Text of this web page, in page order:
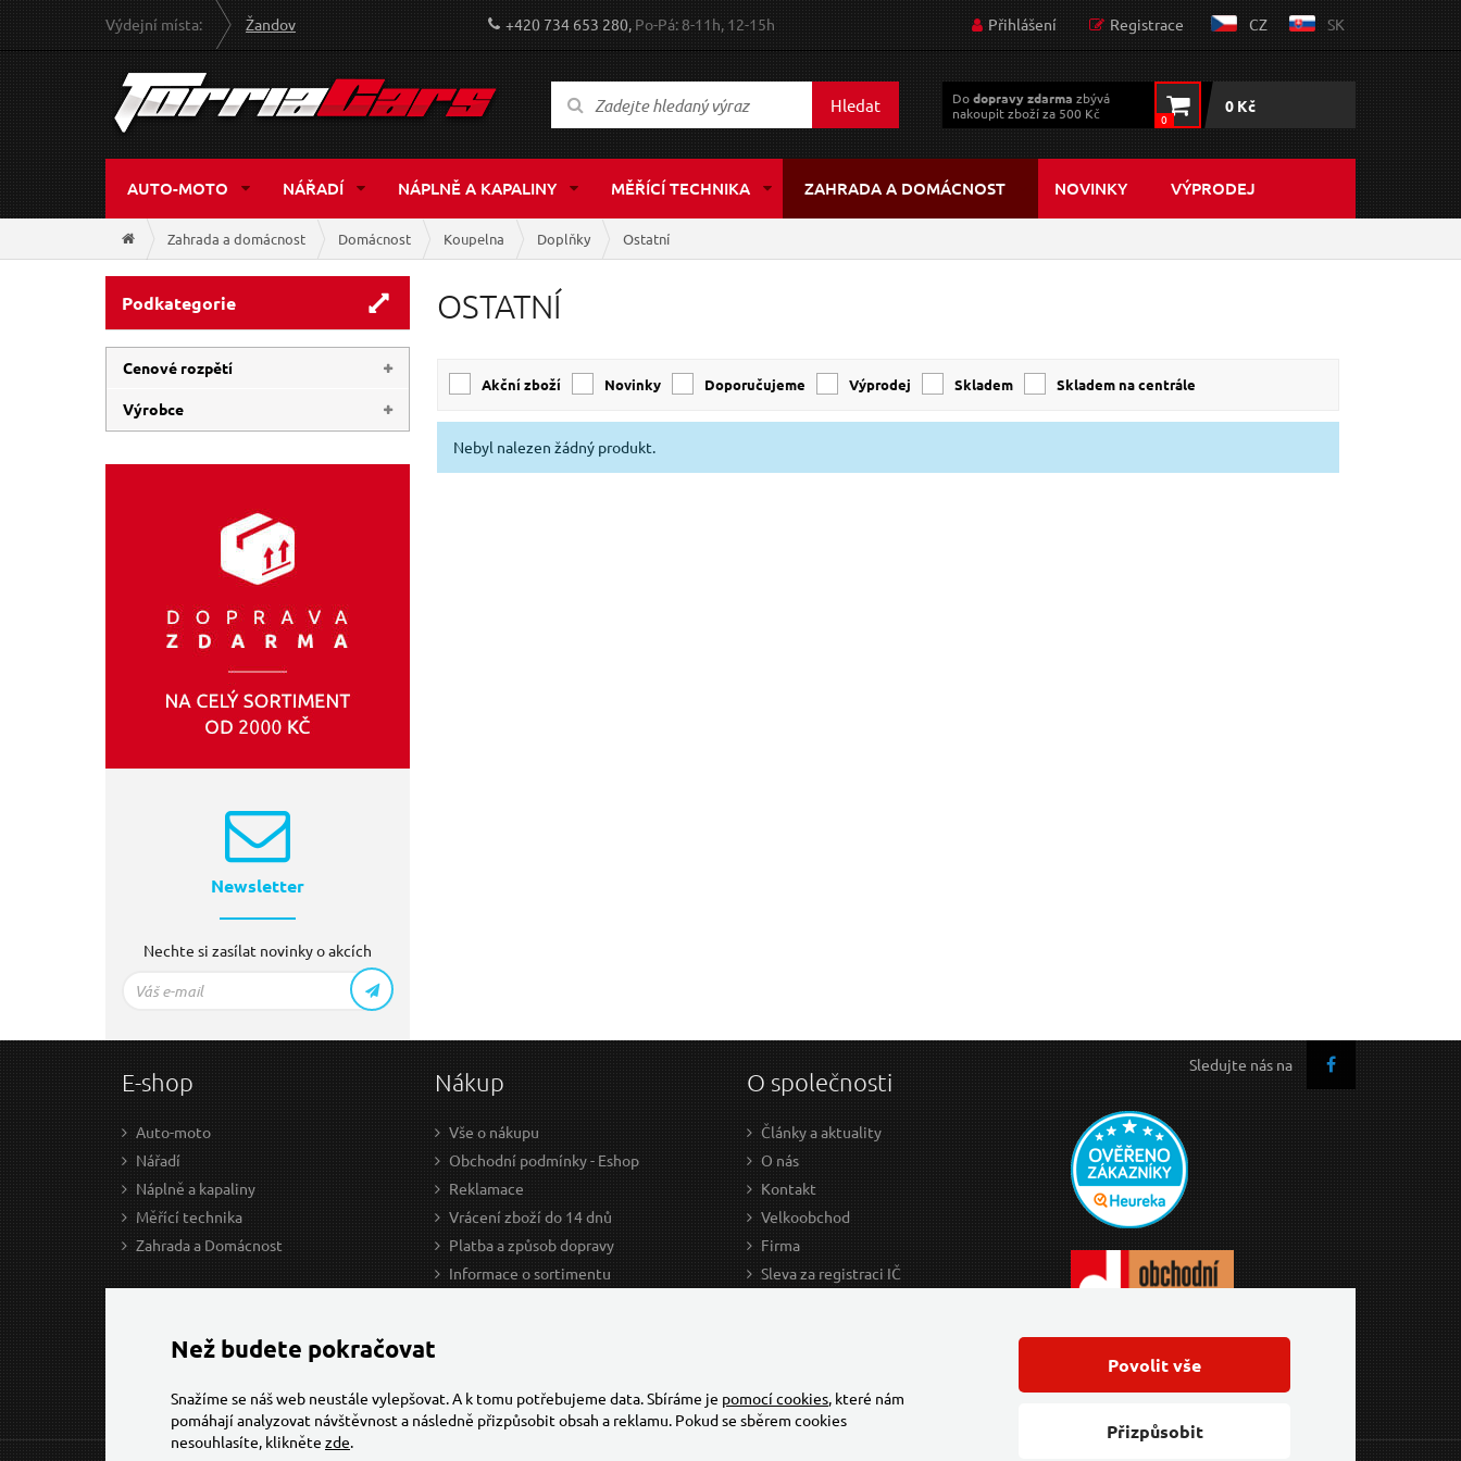
Výdejní místa: Žandov +420 734 653 280,Po-Pá: 8-11h, 12-15h Přihlášení Registrace CZ SK
Hledat Dodopravy zdarma zbývá
nakoupit zboží za 500 Kč
0
0 Kč
AUTO-MOTO NÁŘADÍ NÁPLNĚ A KAPALINY MĚŘÍCÍ TECHNIKA ZAHRADA A DOMÁCNOST NOVINKY VÝPRODEJ
Zahrada a domácnost Domácnost Koupelna Doplňky Ostatní
Podkategorie
Cenové rozpětí
22 Kč 802 Kč
Výrobce
(2)
EXTOL-CRAFT (1)
Newsletter
Nechte si zasílat novinky o akcích
OSTATNÍ
Akční zboží Novinky Doporučujeme Výprodej skladem skladem na centrále
Nebyl nalezen žádný produkt.
Sledujte nás na
E-shop
Auto-moto
Nářadí
Náplně a kapaliny
Měřící technika
Zahrada a Domácnost
Nákup
Vše o nákupu
Obchodní podmínky - Eshop
Reklamace
Vrácení zboží do 14 dnů
Platba a způsob dopravy
Informace o sortimentu
O společnosti
Články a aktuality
O nás
Kontakt
Velkoobchod
Firma
Sleva za registraci IČ
Než budete pokračovat
Snažíme se náš web neustále vylepšovat. A k tomu potřebujeme data. Sbíráme je pomocí cookies, které nám
pomáhají analyzovat návštěvnost a následně přizpůsobit obsah a reklamu. Pokud se sběrem cookies
nesouhlasíte, klikněte zde. Přizpůsobit
Povolit vše